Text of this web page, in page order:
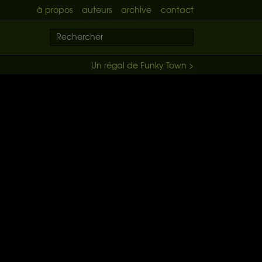
à propos auteurs archive contact
Un régal de Funky Town >